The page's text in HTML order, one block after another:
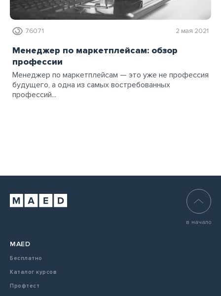
76071 2 мая 2021
Менеджер по маркетплейсам: обзор
профессии
Менеджер по маркетплейсам — это уже не профессия
будущего, а одна из самых востребованных
профессий...
MAED
Бесплатно
Каталог курсов
Профтест
в начало